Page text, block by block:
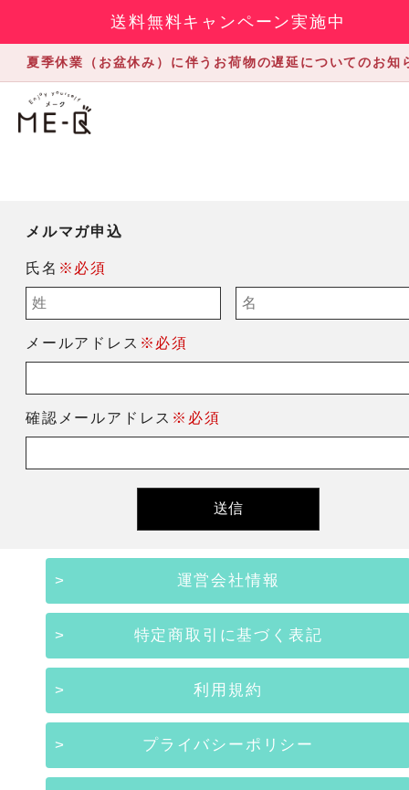
送料無料キャンペーン実施中
夏季休業（お盆休み）に伴うお荷物の遅延についてのお知
メルマガ申込
氏名 ※必須
メールアドレス ※必須
確認メールアドレス ※必須
運営会社情報
特定商取引に基づく表記
利用規約
プライバシーポリシー